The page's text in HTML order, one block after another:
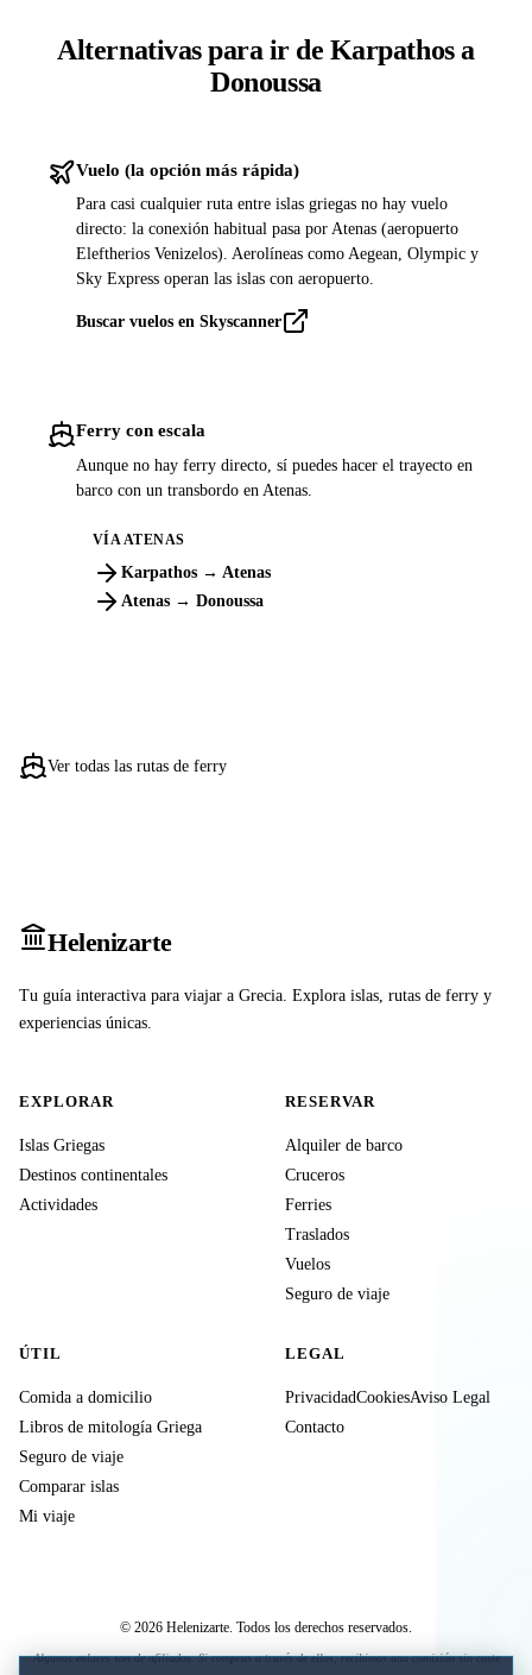
Alternativas para ir de Karpathos a
Donoussa
Vuelo (la opción más rápida)
Para casi cualquier ruta entre islas griegas no hay vuelo
directo: la conexión habitual pasa por Atenas (aeropuerto
Eleftherios Venizelos). Aerolíneas como Aegean, Olympic y
Sky Express operan las islas con aeropuerto.
Buscar vuelos en Skyscanner
Ferry con escala
Aunque no hay ferry directo, sí puedes hacer el trayecto en
barco con un transbordo en Atenas.
VÍA ATENAS
Karpathos → Atenas
Atenas → Donoussa
Ver todas las rutas de ferry
Helenizarte
Tu guía interactiva para viajar a Grecia. Explora islas, rutas de ferry y
experiencias únicas.
EXPLORAR
Islas Griegas
Destinos continentales
Actividades
RESERVAR
Alquiler de barco
Cruceros
Ferries
Traslados
Vuelos
Seguro de viaje
ÚTIL
Comida a domicilio
Libros de mitología Griega
Seguro de viaje
Comparar islas
Mi viaje
LEGAL
PrivacidadCookiesAviso Legal
Contacto
© 2026 Helenizarte. Todos los derechos reservados.
Algunos enlaces son de afiliados. Si compras a través de ellos, recibimos una comisión sin coste